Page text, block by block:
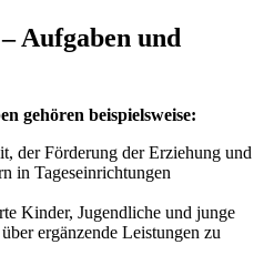
– Aufgaben und
gehören beispielsweise:
der Förderung der Erziehung und
in Tageseinrichtungen
Kinder, Jugendliche und junge
ergänzende Leistungen zu